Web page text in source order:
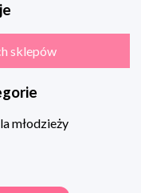
sklepów
młodzieży